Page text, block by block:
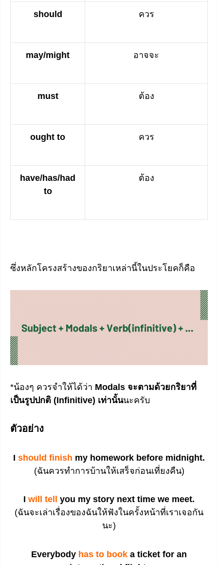
should ควร
may/might อาจจะ
must ต้อง
ought to ควร
have/has/had
to
ต้อง
ซึ่งหลักโครงสร้างของกริยาเหล่านี้ในประโยคก็คือ
*น้องๆ ควรจำให้ได้ว่า Modals จะตามด้วยกริยาที่
เป็นรูปปกติ (Infinitive) เท่านั้นนะครับ
ตัวอย่าง
I should finish my homework before midnight.
(ฉันควรทำการบ้านให้เสร็จก่อนเที่ยงคืน)
I will tell
you my story next time we meet.
(ฉันจะเล่าเรื่องของฉันให้ฟังในครั้งหน้าที่เราเจอกัน
นะ)
Everybody has to book a ticket for an